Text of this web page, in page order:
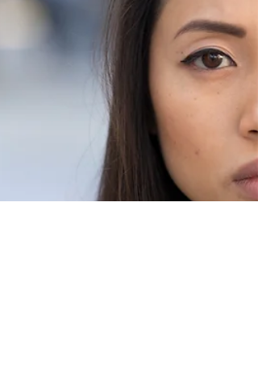
記載されていますが、神様はこの状況に介
する様には見えません。神様の愛はどこな
でしょうか。 神様は私たちの選択に対する
報いを体験するように天地万物を創造...